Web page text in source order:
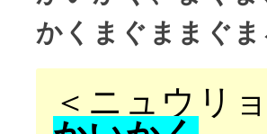
かくまぐままぐま
＜ニュウリ